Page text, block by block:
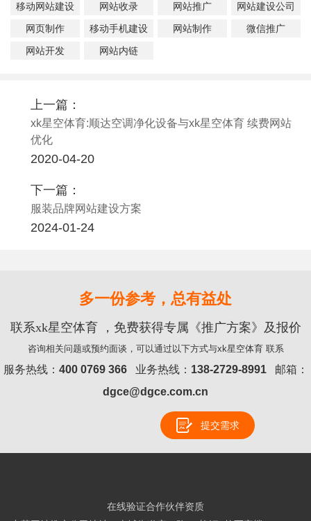
移动网站建设
网站收录 网站推广
网站建设公司
网页制作
移动手机建设 网站制作
微信推广
网站开发
网站内链
上一篇：
xk星空体育:顺达空调净化设备与xk星空体育 续费网站
优化
2020-04-20
下一篇：
服装品牌网站建设方案
2024-01-24
多一份参考，总有益处
联系xk星空体育 ，免费获得专属《推广方案》及报价
咨询相关问题或预约面谈，可以通过以下方式与xk星空体育 联系
服务热线： 400 0769 366业务热线： 138-2729-8991邮箱：
dgce@dgce.com.cn
提交需求
在线验证合作伙伴资质